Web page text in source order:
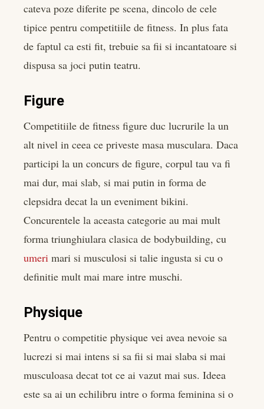
cateva poze diferite pe scena, dincolo de cele
tipice pentru competitiile de fitness. In plus fata
de faptul ca esti fit, trebuie sa fii si incantatoare si
dispusa sa joci putin teatru.
Figure
Competitiile de fitness figure duc lucrurile la un
alt nivel in ceea ce priveste masa musculara. Daca
participi la un concurs de figure, corpul tau va fi
mai dur, mai slab, si mai putin in forma de
clepsidra decat la un eveniment bikini.
Concurentele la aceasta categorie au mai mult
forma triunghiulara clasica de bodybuilding, cu
umeri mari si musculosi si talie ingusta si cu o
definitie mult mai mare intre muschi.
Physique
Pentru o competitie physique vei avea nevoie sa
lucrezi si mai intens si sa fii si mai slaba si mai
musculoasa decat tot ce ai vazut mai sus. Ideea
este sa ai un echilibru intre o forma feminina si o